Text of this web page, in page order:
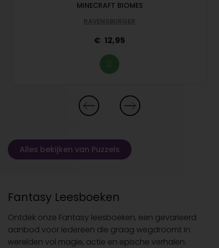
MINECRAFT BIOMES
RAVENSBURGER
12,95
Alles bekijken van Puzzels
Fantasy Leesboeken
Ontdek onze Fantasy leesboeken, een gevarieerd
aanbod voor iedereen die graag wegdroomt in
werelden vol magie, actie en epische verhalen.